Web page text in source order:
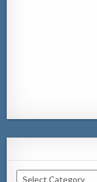
Categorianan